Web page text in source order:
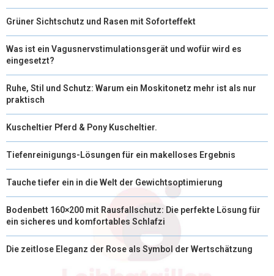
Grüner Sichtschutz und Rasen mit Soforteffekt
Was ist ein Vagusnervstimulationsgerät und wofür wird es
eingesetzt?
Ruhe, Stil und Schutz: Warum ein Moskitonetz mehr ist als nur
praktisch
Kuscheltier Pferd & Pony Kuscheltier.
Tiefenreinigungs-Lösungen für ein makelloses Ergebnis
Tauche tiefer ein in die Welt der Gewichtsoptimierung
Bodenbett 160×200 mit Rausfallschutz: Die perfekte Lösung für
ein sicheres und komfortables Schlafzi
Die zeitlose Eleganz der Rose als Symbol der Wertschätzung